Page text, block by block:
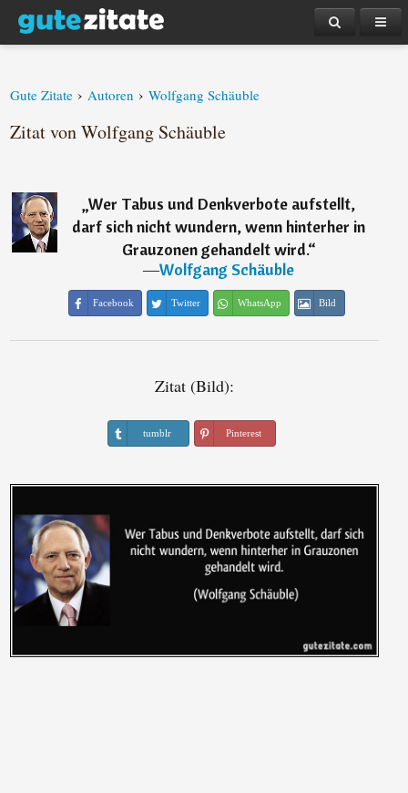
Gute Zitate › Autoren › Wolfgang Schäuble
Zitat von Wolfgang Schäuble
„Wer Tabus und Denkverbote aufstellt,
darf sich nicht wundern, wenn hinterher in
Grauzonen gehandelt wird.“
―Wolfgang Schäuble
Facebook Twitter WhatsApp Bild
Zitat (Bild):
tumblr Pinterest